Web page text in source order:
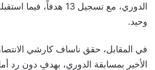
الدوري، مع تسجيل 13
وحيد.
في المقابل، حقق ناساف كارشي
الأخير بمسابقة الدوري، بهدفٍ دون رد